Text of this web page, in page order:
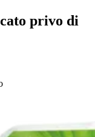
privo di